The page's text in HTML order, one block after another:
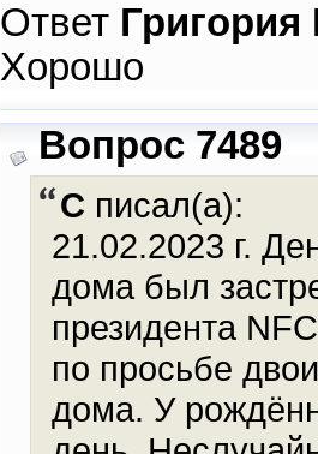
Ответ
Хорошо
Вопрос 7489
С писал(а):
21.02.2023 г.
дома был
президента
по просьбе
дома. У